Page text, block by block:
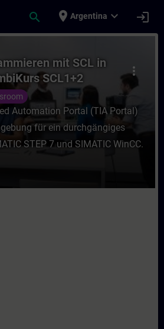
search place Argentina expand_more login
Programmieren mit
more_vert
mit SCL in
SCL1+2
Automation Portal (TIA Portal)
für ein durchgängiges
STEP 7 und SIMATIC WinCC.